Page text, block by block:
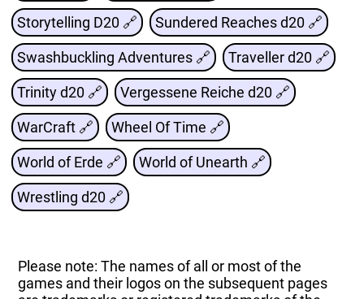
Storytelling D20 🔗 Sundered Reaches d20 🔗
Swashbuckling Adventures 🔗 Traveller d20 🔗
Trinity d20 🔗 Vergessene Reiche d20 🔗
WarCraft 🔗 Wheel Of Time 🔗
World of Erde 🔗 World of Unearth 🔗
Wrestling d20 🔗
Please note: The names of all or most of the
games and their logos on the subsequent pages